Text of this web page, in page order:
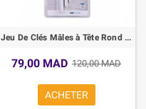
Jeu De Clés Mâles à Tête Rond Extra Longues
79,00 MAD 120,00 MAD
ACHETER